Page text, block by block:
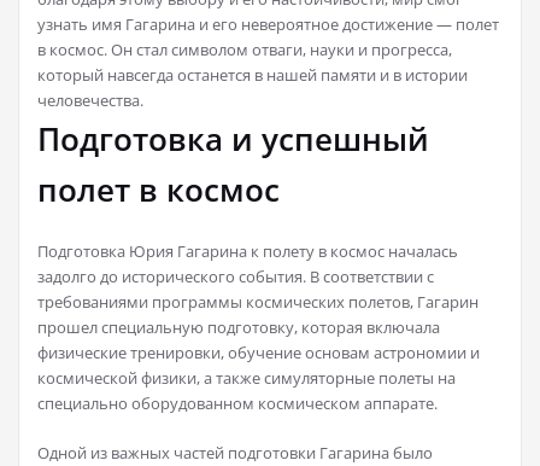
узнать имя Гагарина и его невероятное достижение — полет
в космос. Он стал символом отваги, науки и прогресса,
который навсегда останется в нашей памяти и в истории
человечества.
Подготовка и успешный
полет в космос
Подготовка Юрия Гагарина к полету в космос началась
задолго до исторического события. В соответствии с
требованиями программы космических полетов, Гагарин
прошел специальную подготовку, которая включала
физические тренировки, обучение основам астрономии и
космической физики, а также симуляторные полеты на
специально оборудованном космическом аппарате.
Одной из важных частей подготовки Гагарина было